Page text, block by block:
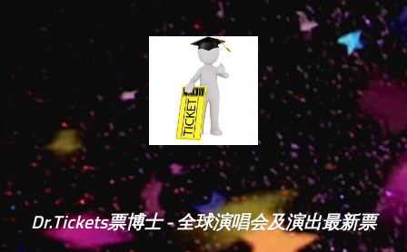
Dr.Tickets票博士 - 全球演唱会及演出最新票